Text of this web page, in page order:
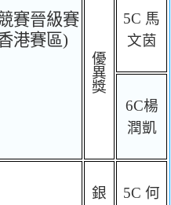
賽晉級賽
港賽區)
優
異
獎
5C 馬
文茵
6C楊
潤凱
銀
5C 何